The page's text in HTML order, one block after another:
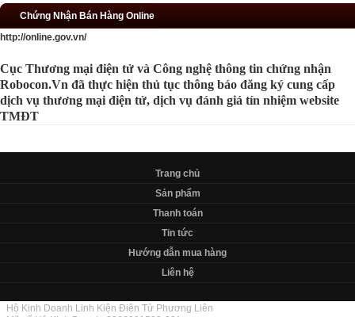
Chứng Nhận Bán Hàng Online
http://online.gov.vn/
Cục Thương mại điện tử và Công nghệ thông tin chứng nhận
Robocon.Vn đã thực hiện thủ tục thông báo đăng ký cung cấp
dịch vụ thương mại điện tử, dịch vụ đánh giá tín nhiệm website
TMĐT
Trang chủ
Sản phẩm
Thanh toán
Tin tức
Hướng dẫn mua hàng
Liên hệ
Hộ Kinh Doanh Linh Kiện Điện Tử Phương Liên